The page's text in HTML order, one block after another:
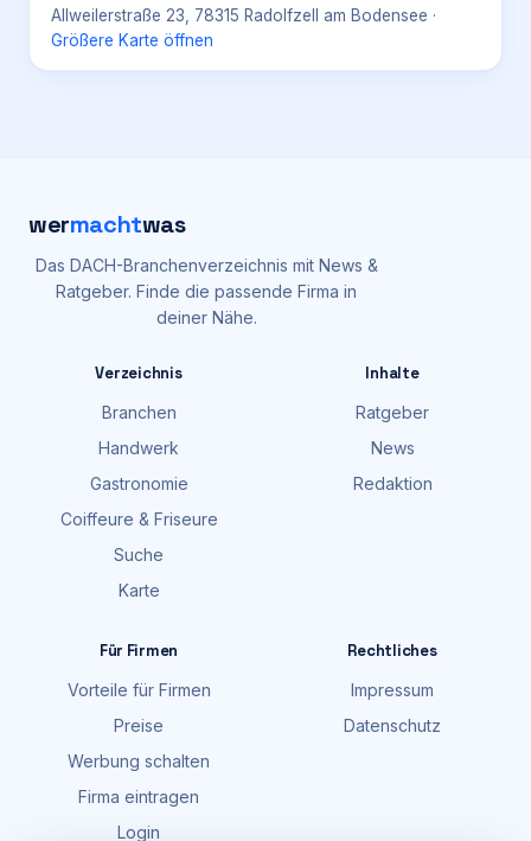
Allweilerstraße 23, 78315 Radolfzell am Bodensee ·
Größere Karte öffnen
wermachtwas
Das DACH-Branchenverzeichnis mit News &
Ratgeber. Finde die passende Firma in
deiner Nähe.
Verzeichnis
Branchen
Handwerk
Gastronomie
Coiffeure & Friseure
Suche
Karte
Inhalte
Ratgeber
News
Redaktion
Für Firmen
Vorteile für Firmen
Preise
Werbung schalten
Firma eintragen
Login
Rechtliches
Impressum
Datenschutz